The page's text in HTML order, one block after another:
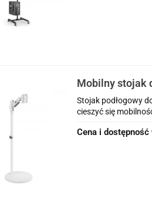
Mobilny stojak
Stojak podłogowy
cieszyć się
Cena i